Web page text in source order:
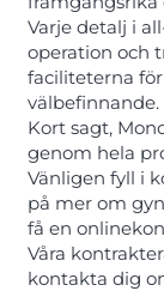
Varje detalj i
operation och
faciliteterna
välbefinnande.
Kort sagt,
genom hela
Vänligen fyll i
på mer om
få en
Våra
kontakta dig